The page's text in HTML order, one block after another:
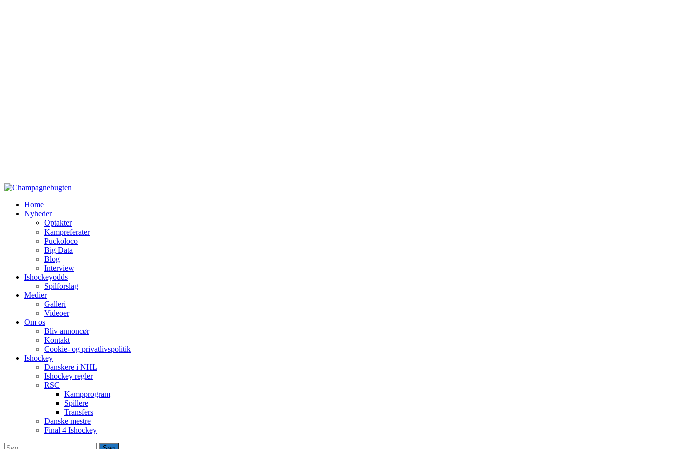
Home
Nyheder
Optakter
Kampreferater
Puckoloco
Big Data
Blog
Interview
Ishockeyodds
Spilforslag
Medier
Galleri
Videoer
Om os
Bliv annoncør
Kontakt
Cookie- og privatlivspolitik
Ishockey
Danskere i NHL
Ishockey regler
RSC
Kampprogram
Spillere
Transfers
Danske mestre
Final 4 Ishockey
Søg